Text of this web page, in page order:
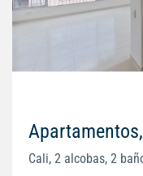
Cali, 2 alcobas, 2